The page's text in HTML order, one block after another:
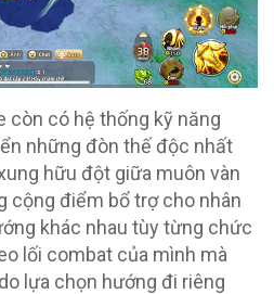
còn có hệ thống kỹ năng
những đòn thế độc nhất
hữu đột giữa muôn vàn
cộng điểm bổ trợ cho nhân
khác nhau tùy từng chức
lối combat của mình mà
lựa chọn hướng đi riêng